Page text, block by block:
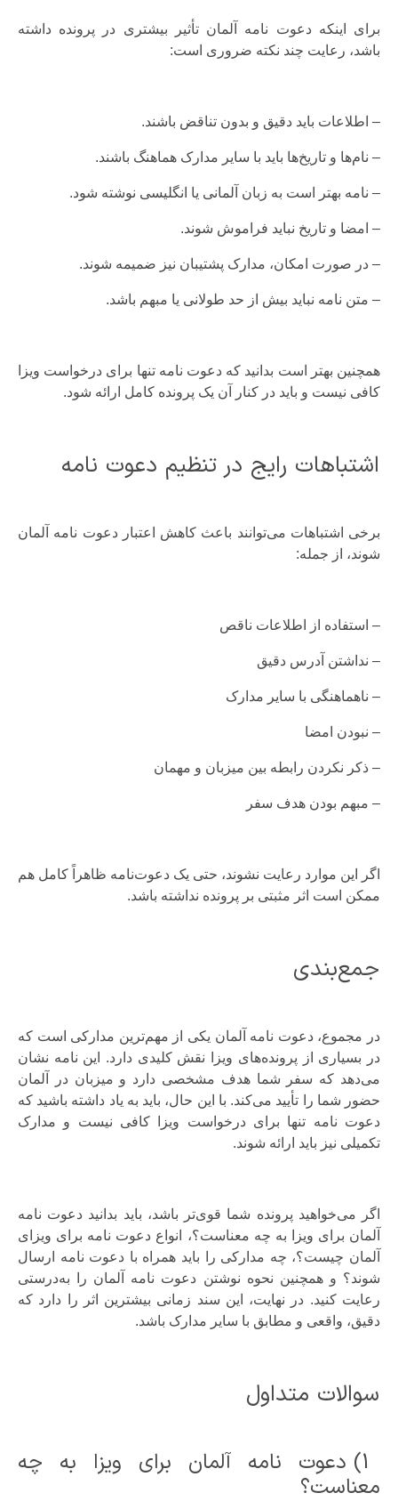
برای اینکه دعوت نامه آلمان تأثیر بیشتری در پرونده داشته
باشد، رعایت چند نکته ضروری است:
– اطلاعات باید دقیق و بدون تناقض باشند.
– نام‌ها و تاریخ‌ها باید با سایر مدارک هماهنگ باشند.
– نامه بهتر است به زبان آلمانی یا انگلیسی نوشته شود.
– امضا و تاریخ نباید فراموش شوند.
– در صورت امکان، مدارک پشتیبان نیز ضمیمه شوند.
– متن نامه نباید بیش از حد طولانی یا مبهم باشد.
همچنین بهتر است بدانید که دعوت نامه تنها برای درخواست ویزا
کافی نیست و باید در کنار آن یک پرونده کامل ارائه شود.
اشتباهات رایج در تنظیم دعوت نامه
برخی اشتباهات می‌توانند باعث کاهش اعتبار دعوت نامه آلمان
شوند، از جمله:
– استفاده از اطلاعات ناقص
– نداشتن آدرس دقیق
– ناهماهنگی با سایر مدارک
– نبودن امضا
– ذکر نکردن رابطه بین میزبان و مهمان
– مبهم بودن هدف سفر
اگر این موارد رعایت نشوند، حتی یک دعوت‌نامه ظاهراً کامل هم
ممکن است اثر مثبتی بر پرونده نداشته باشد.
جمع‌بندی
در مجموع، دعوت نامه آلمان یکی از مهم‌ترین مدارکی است که
در بسیاری از پرونده‌های ویزا نقش کلیدی دارد. این نامه نشان
می‌دهد که سفر شما هدف مشخصی دارد و میزبان در آلمان
حضور شما را تأیید می‌کند. با این حال، باید به یاد داشته باشید که
دعوت نامه تنها برای درخواست ویزا کافی نیست و مدارک
تکمیلی نیز باید ارائه شوند.
اگر می‌خواهید پرونده شما قوی‌تر باشد، باید بدانید دعوت نامه
آلمان برای ویزا به چه معناست؟، انواع دعوت نامه برای ویزای
آلمان چیست؟، چه مدارکی را باید همراه با دعوت نامه ارسال
شوند؟ و همچنین نحوه نوشتن دعوت نامه آلمان را به‌درستی
رعایت کنید. در نهایت، این سند زمانی بیشترین اثر را دارد که
دقیق، واقعی و مطابق با سایر مدارک باشد.
سوالات متداول
1) دعوت نامه آلمان برای ویزا به چه
معناست؟